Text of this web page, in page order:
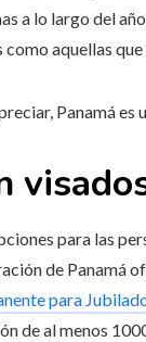
a lo largo del
aquellas
Panamá
para las
de Panamá
para
de al menos